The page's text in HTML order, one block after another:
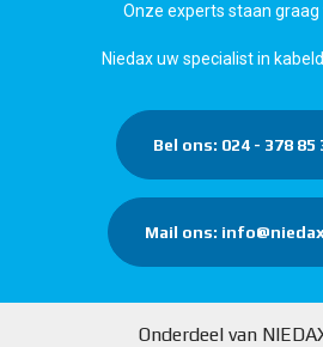
Onze experts staan graag
Niedax uw specialist in
Bel ons: 024 - 378 85
Mail ons:
Onderdeel van